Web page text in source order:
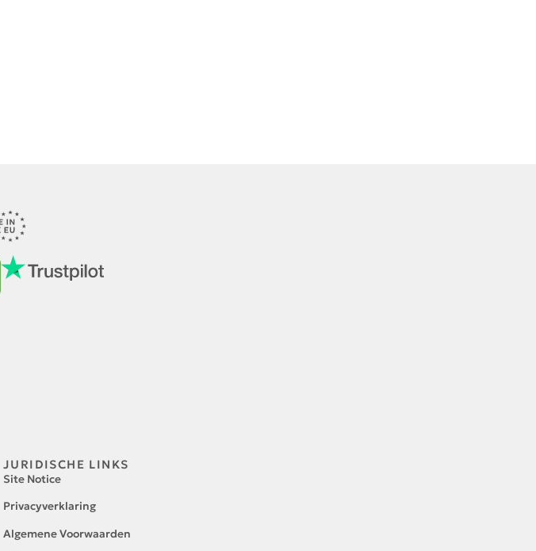
JURIDISCHE LINKS
Site Notice
Privacyverklaring
Algemene Voorwaarden